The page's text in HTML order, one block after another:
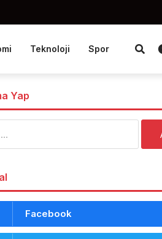
Teknoloji Spor
Yap
Facebook